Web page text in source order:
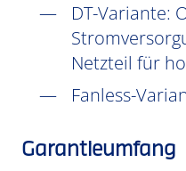
DT-Variante:
Netzteil für
Fanless-
Garantieumfang